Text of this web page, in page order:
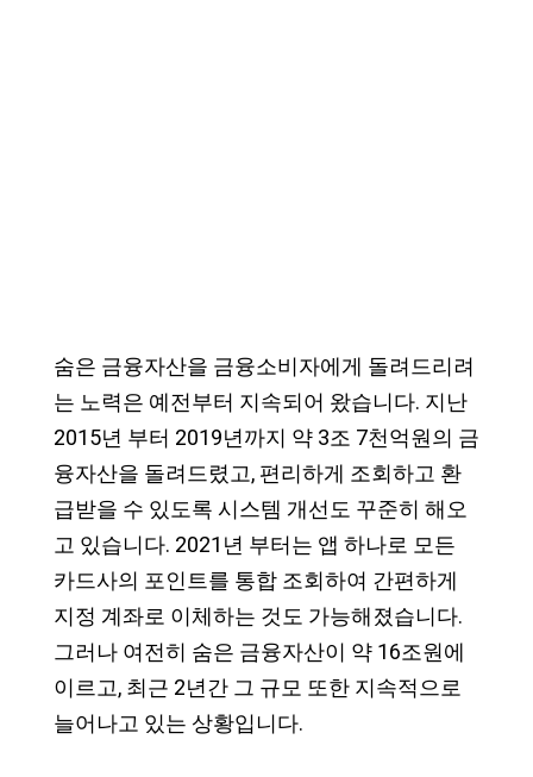
숨은 금융자산을 금융소비자에게 돌려드리려
는 노력은 예전부터 지속되어 왔습니다. 지난
2015년 부터 2019년까지 약 3조 7천억원의 금
융자산을 돌려드렸고, 편리하게 조회하고 환
급받을 수 있도록 시스템 개선도 꾸준히 해오
고 있습니다. 2021년 부터는 앱 하나로 모든
카드사의 포인트를 통합 조회하여 간편하게
지정 계좌로 이체하는 것도 가능해졌습니다.
그러나 여전히 숨은 금융자산이 약 16조원에
이르고, 최근 2년간 그 규모 또한 지속적으로
늘어나고 있는 상황입니다.